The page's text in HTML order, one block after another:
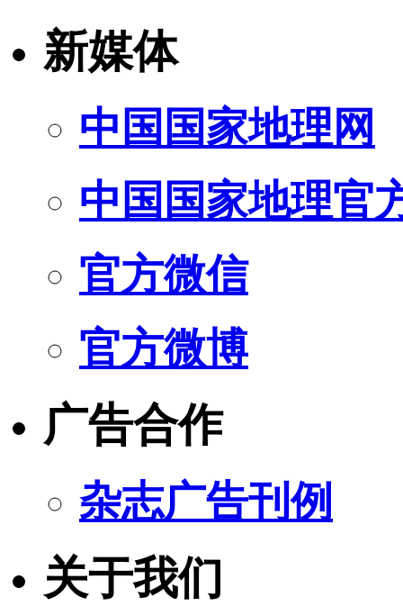
新媒体
中国国家地理网
中国国家地理官
官方微信
官方微博
广告合作
杂志广告刊例
关于我们